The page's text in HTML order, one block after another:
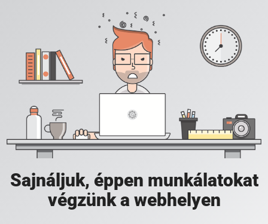
Sajnáljuk, éppen munkálatokat
végzünk a webhelyen